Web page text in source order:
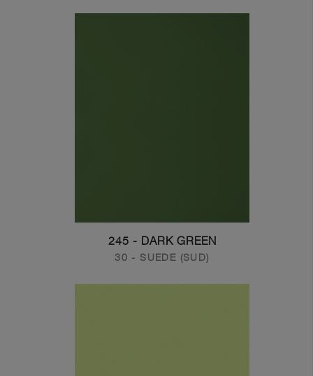
245 - DARK GREEN
30 - SUEDE (SUD)